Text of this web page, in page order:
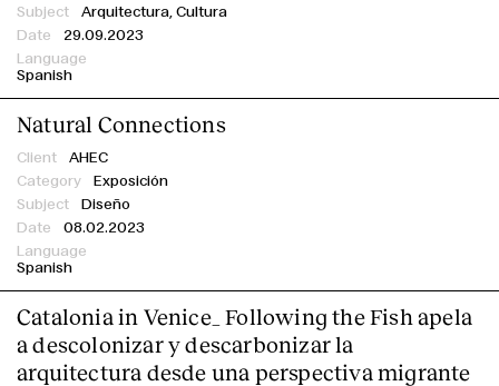
Arquitectura, Cultura
29.09.2023
Spanish
Natural Connections
AHEC
Exposición
Diseño
08.02.2023
Spanish
Catalonia in Venice_ Following the Fish apela
a descolonizar y descarbonizar la
arquitectura desde una perspectiva migrante